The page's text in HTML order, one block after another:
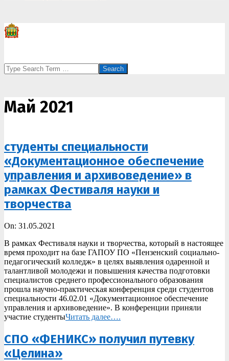
Search
Май 2021
студенты специальности
«Документационное обеспечение
управления и архивоведение» в
рамках Фестиваля науки и
творчества
2021-
31
On: 31.05.2021
В рамках Фестиваля науки и творчества, который в настоящее
время проходит на базе ГАПОУ ПО «Пензенский социально-
педагогический колледж» в целях выявления одаренной и
талантливой молодежи и повышения качества подготовки
специалистов среднего профессионального образования
прошла научно-практическая конференция среди студентов
специальности 46.02.01 «Документационное обеспечение
управления и архивоведение». В конференции приняли
участие студентыЧитать далее….
СПО «ФЕНИКС» получил путевку
«Целина»